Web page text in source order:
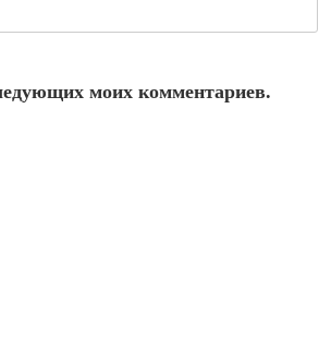
моих комментариев.